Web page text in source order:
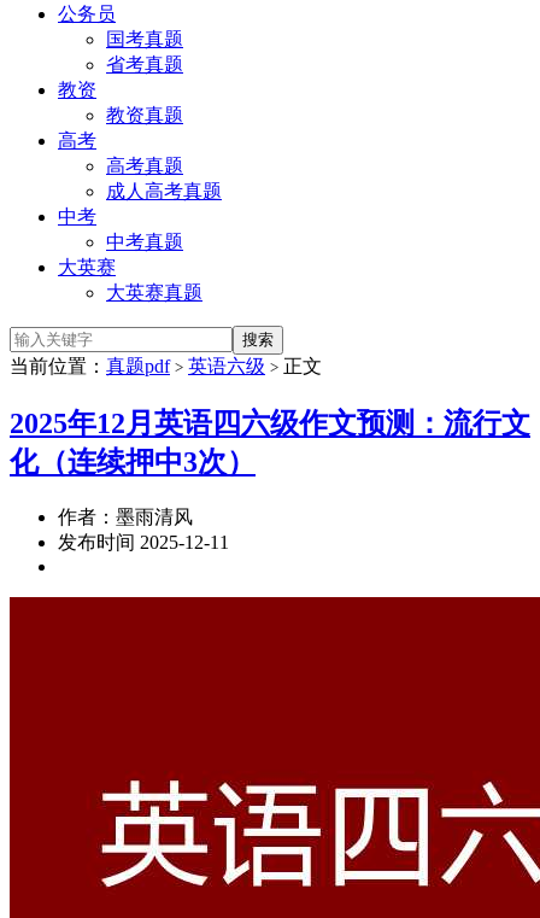
公务员
国考真题
省考真题
教资
教资真题
高考
高考真题
成人高考真题
中考
中考真题
大英赛
大英赛真题
当前位置： 真题pdf > 英语六级 > 正文
2025年12月英语四六级作文预测：流行文
化（连续押中3次）
作者：墨雨清风
发布时间 2025-12-11